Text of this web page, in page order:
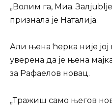
„Волим га, Миа.
признала је Наталија.
Али њена ћерка није јој
уверена да је њена
за Рафаелов новац.
„Тражиш само његов